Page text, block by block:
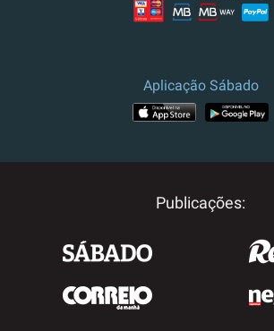
Aplicação Sábado
Publicações: